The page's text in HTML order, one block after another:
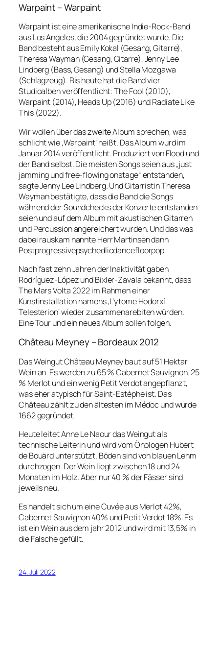
Warpaint – Warpaint
Warpaint ist eine amerikanische Indie-Rock-Band
aus Los Angeles, die 2004 gegründet wurde. Die
Band besteht aus Emily Kokal (Gesang, Gitarre),
Theresa Wayman (Gesang, Gitarre), Jenny Lee
Lindberg (Bass, Gesang) und Stella Mozgawa
(Schlagzeug). Bis heute hat die Band vier
Studioalben veröffentlicht: The Fool (2010),
Warpaint (2014), Heads Up (2016) und Radiate Like
This (2022).
Wir wollen über das zweite Album sprechen, was
schlicht wie ‚Warpaint‘ heißt. Das Album wurd im
Januar 2014 veröffentlicht. Produziert von Flood und
der Band selbst. Die meisten Songs seien aus „just
jamming und free-flowing onstage“ entstanden,
sagte Jenny Lee Lindberg. Und Gitarristin Theresa
Wayman bestätigte, dass die Band die Songs
während der Soundchecks der Konzerte entstanden
seien und auf dem Album mit akustischen Gitarren
und Percussion angereichert wurden. Und das was
dabei rauskam nannte Herr Martinsen dann
Postprogressivepsychedlicdancefloorpop.
Nach fast zehn Jahren der Inaktivität gaben
Rodríguez-López und Bixler-Zavala bekannt, dass
The Mars Volta 2022 im Rahmen einer
Kunstinstallation namens ‚L’ytome Hodorxí
Telesterion‘ wieder zusammenarebiten würden.
Eine Tour und ein neues Album sollen folgen.
Château Meyney – Bordeaux 2012
Das Weingut Château Meyney baut auf 51 Hektar
Wein an. Es werden zu 65 % Cabernet Sauvignon, 25
% Merlot und ein wenig Petit Verdot angepflanzt,
was eher atypisch für Saint-Estèphe ist. Das
Château zählt zu den ältesten im Médoc und wurde
1662 gegründet.
Heute leitet Anne Le Naour das Weingut als
technische Leiterin und wird vom Önologen Hubert
de Bouärd unterstützt. Böden sind von blauen Lehm
durchzogen. Der Wein liegt zwischen 18 und 24
Monaten im Holz. Aber nur 40 % der Fässer sind
jeweils neu.
Es handelt sich um eine Cuvée aus Merlot 42%,
Cabernet Sauvignon 40% und Petit Verdot 18%. Es
ist ein Wein aus dem jahr 2012 und wird mit 13,5% in
die Falsche gefüllt.
24. Juli 2022